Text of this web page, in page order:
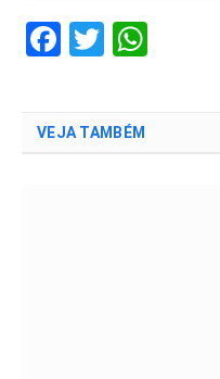
Facebook
Twitter
VEJA TAMBÉM